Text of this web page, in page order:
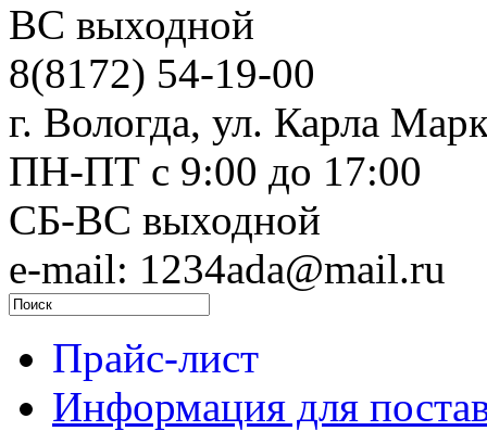
ВС выходной
8(8172) 54-19-00
г. Вологда, ул. Карла
ПН-ПТ c 9:00 до 17:00
СБ-ВС выходной
e-mail: 1234ada@mail.ru
Прайс-лист
Информация для